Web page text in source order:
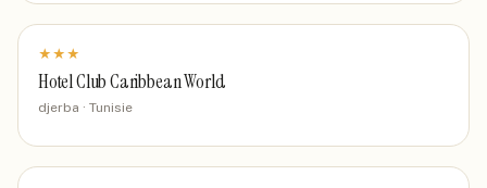
★ ★ ★
Hotel Club Caribbean World
djerba · Tunisie